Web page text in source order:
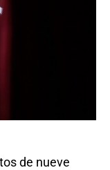
de nueve